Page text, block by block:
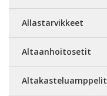
Allastarvikkeet
Altaanhoitosetit
Altakasteluamppelit